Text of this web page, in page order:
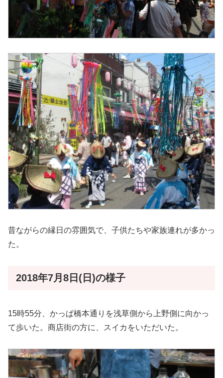
昔ながらの縁日の雰囲気で、子供たちや家族連れが多かっ
た。
2018年7月8日(日)の様子
15時55分、かっぱ橋本通りを浅草側から上野側に向かっ
て歩いた。商店街の方に、スイカをいただいた。